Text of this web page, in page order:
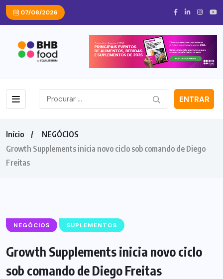
07/08/2026
ENTRAR
Início
NEGÓCIOS
Growth Supplements inicia novo ciclo sob comando de Diego
Freitas
NEGÓCIOS SUPLEMENTOS
Growth Supplements inicia novo ciclo
sob comando de Diego Freitas